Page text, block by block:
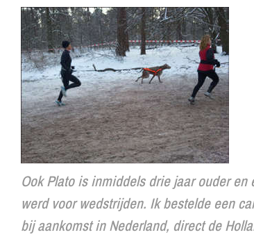
Ook Plato is inmiddels drie jaar ouder
werd voor wedstrijden. Ik bestelde een
bij aankomst in Nederland, direct de